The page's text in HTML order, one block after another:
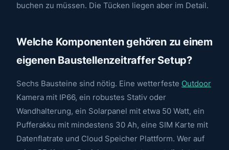
buchen zu müssen. Die Tücken liegen aber im Detail.
Welche Komponenten gehören zu einem
eigenen Baustellenzeitraffer Setup?
Sechs Bausteine sind nötig. Eine wetterfeste Outdoor
Kamera mit IP66, ein robustes Stativ oder
Wandhalterung, ein Solarpanel mit etwa 50 Watt, ein
Pufferakku mit mindestens 30 Ah, eine SIM Karte mit
Datenflatrate und Cloud Speicher Plattform. Wer auf